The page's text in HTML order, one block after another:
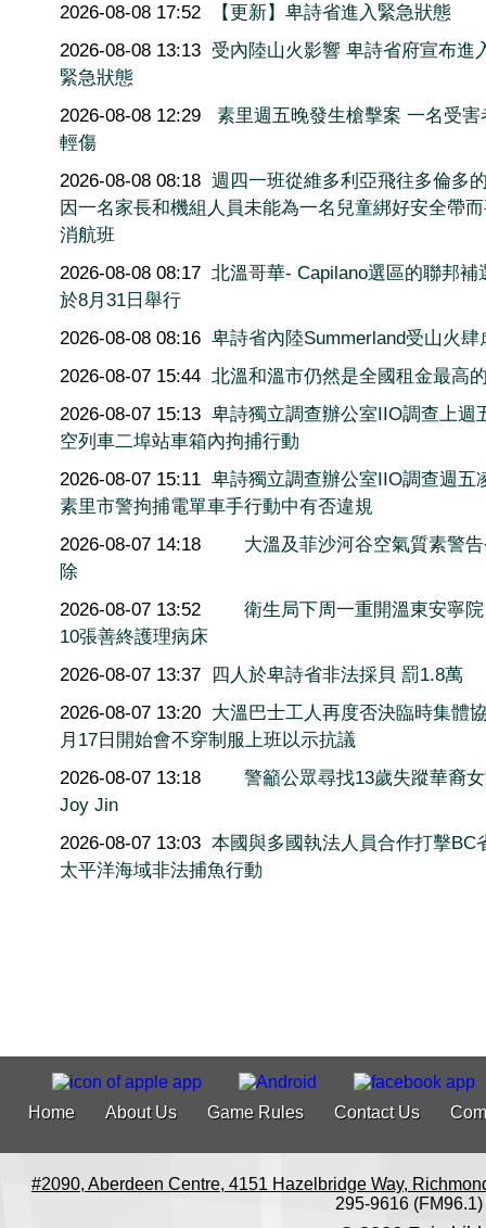
2026-08-08 17:52
【更新】卑詩省進入緊急狀態
2026-08-08 13:13 受內陸山火影響 卑詩省府宣布進
緊急狀態
2026-08-08 12:29
素里週五晚發生槍擊案 一名受害
輕傷
2026-08-08 08:18 週四一班從維多利亞飛往多倫多
因一名家長和機組人員未能為一名兒童綁好安全帶
消航班
2026-08-08 08:17 北溫哥華- Capilano選區的聯邦補
於8月31日舉行
2026-08-08 08:16 卑詩省內陸Summerland受山火肆
2026-08-07 15:44 北溫和溫市仍然是全國租金最高
2026-08-07 15:13 卑詩獨立調查辦公室IIO調查上週
空列車二埠站車箱內拘捕行動
2026-08-07 15:11 卑詩獨立調查辦公室IIO調查週五
素里市警拘捕電單車手行動中有否違規
2026-08-07 14:18
大溫及菲沙河谷空氣質素警
除
2026-08-07 13:52
衛生局下周一重開溫東安寧
10張善終護理病床
2026-08-07 13:37 四人於卑詩省非法採貝 罰1.8萬
2026-08-07 13:20 大溫巴士工人再度否決臨時集體
月17日開始會不穿制服上班以示抗議
2026-08-07 13:18
警籲公眾尋找13歲失蹤華裔
Joy Jin
2026-08-07 13:03 本國與多國執法人員合作打擊BC
太平洋海域非法捕魚行動
Home About Us Game Rules Contact Us
#2090, Aberdeen Centre, 4151 Hazelbridge Way,
295-9616 (FM96.1)